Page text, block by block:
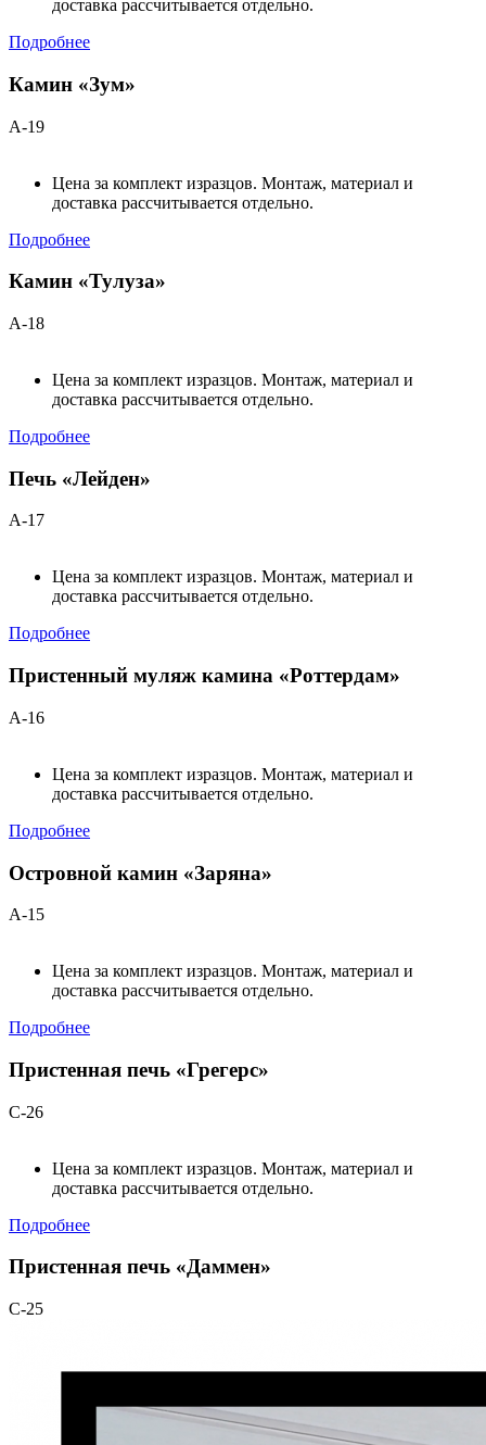
доставка рассчитывается отдельно.
Подробнее
Камин «Зум»
А-19
Цена за комплект изразцов. Монтаж, материал и
доставка рассчитывается отдельно.
Подробнее
Камин «Тулуза»
А-18
Цена за комплект изразцов. Монтаж, материал и
доставка рассчитывается отдельно.
Подробнее
Печь «Лейден»
А-17
Цена за комплект изразцов. Монтаж, материал и
доставка рассчитывается отдельно.
Подробнее
Пристенный муляж камина «Роттердам»
А-16
Цена за комплект изразцов. Монтаж, материал и
доставка рассчитывается отдельно.
Подробнее
Островной камин «Заряна»
А-15
Цена за комплект изразцов. Монтаж, материал и
доставка рассчитывается отдельно.
Подробнее
Пристенная печь «Грегерс»
С-26
Цена за комплект изразцов. Монтаж, материал и
доставка рассчитывается отдельно.
Подробнее
Пристенная печь «Даммен»
С-25